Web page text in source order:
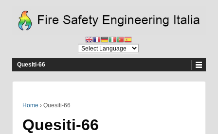
Quesiti-66
Home › Quesiti-66
Quesiti-66